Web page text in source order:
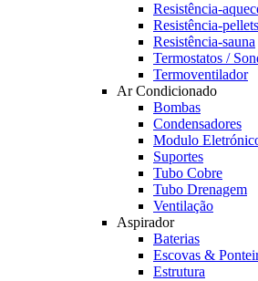
Resistência-
Resistência-pellets
Resistência-sauna
Termostatos /
Termoventilador
Ar Condicionado
Bombas
Condensadores
Modulo
Suportes
Tubo Cobre
Tubo Drenagem
Ventilação
Aspirador
Baterias
Escovas &
Estrutura